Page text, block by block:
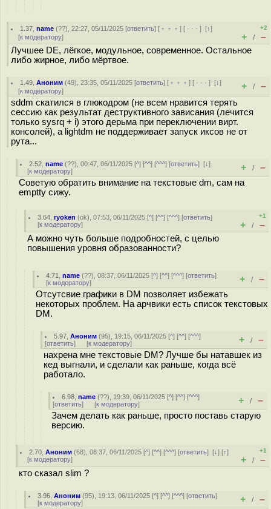
1.37 ,name (??), 22:27, 05/11/2025 [ответить] [ ﹢﹢﹢] [ · · ·][↑]
[к модератору]
+2
+ / –
Лучшее DE, лёгкое, модульное, современное. Остальное
либо жирное, либо мёртвое.
1.49 ,Аноним (49), 23:35, 05/11/2025 [ответить] [ ﹢﹢﹢] [ · · ·][↓]
[к модератору] + / –
sddm скатился в глюкодром (не всем нравится терять
сессию как результат деструктивного зависания (лечится
только sysrq + i) этого дерьма при переключении вирт.
консолей), а lightdm не поддерживает запуск иксов не от
рута...
2.52 ,name (??), 00:47, 06/11/2025 [^] [^^] [^^^] [ответить][↓]
[к модератору] + / –
Советую обратить внимание на текстовые dm, сам на
emptty сижу.
3.64 ,ryoken (ok), 07:53, 06/11/2025 [^] [^^] [^^^] [ответить]
[к модератору]
+1
+ / –
А можно чуть больше подробностей, с целью
повышения уровня образованности?
4.71 ,name (??), 08:37, 06/11/2025 [^] [^^] [^^^] [ответить]
[к модератору] + / –
Отсутсвие графики в DM позволяет избежать
некоторых проблем. На арчвики есть список текстовых
DM.
5.97 ,Аноним (95), 19:15, 06/11/2025 [^] [^^] [^^^]
[ответить] [к модератору] + / –
нахрена мне текстовые DM? Лучше бы натавшек из
кед выгнали, и сделали как раньше, когда всё
работало.
6.98 ,name (??), 19:39, 06/11/2025 [^] [^^] [^^^]
[ответить] [к модератору] + / –
Зачем делать как раньше, просто поставь старую
версию.
2.70 ,Аноним (68), 08:37, 06/11/2025 [^] [^^] [^^^] [ответить][↓] [↑]
[к модератору]
+1
+ / –
кто сказал slim ?
3.96 ,Аноним (95), 19:13, 06/11/2025 [^] [^^] [^^^] [ответить]
[к модератору] + / –